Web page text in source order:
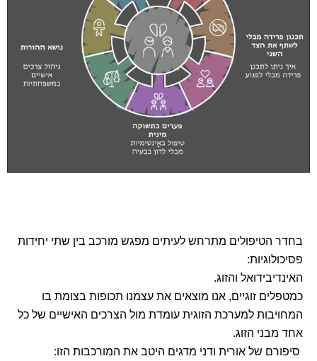
בחדר הטיפולים מתרחש לעיתים מפגש מורכב בין שתי יחידות
פסיכולוגיות:
האינדיבידואל והזוג.
כמטפלים זוגיים, אנו מוצאים את עצמנו תכופות בצומת בו
המחויבות למערכת הזוגית עומדת מול הצרכים האישיים של כל
אחד מבני הזוג.
סיפורם של אורית ודני מדגים היטב את המורכבות הזו: